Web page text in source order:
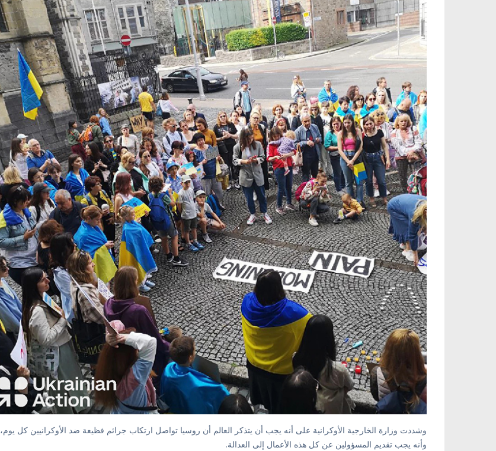
وشددت وزارة الخارجية الأوكرانية على أنه يجب أن يتذكر العالم أن روسيا تواصل ارتكاب جرائم فظيعة ضد الأوكرانيين كل يوم،
وأنه يجب تقديم المسؤولين عن كل هذه الأعمال إلى العدالة.